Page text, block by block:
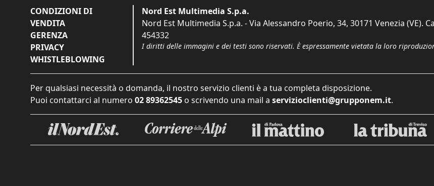
CONDIZIONI DI
VENDITA
GERENZA
PRIVACY
WHISTLEBLOWING
Nord Est Multimedia S.p.a.
Nord Est Multimedia S.p.a. - Via Alessandro Poerio, 34, 30171 Venezia (VE).
454332
I diritti delle immagini e dei testi sono riservati. È espressamente vietata la loro
Per qualsiasi necessità o domanda, il nostro servizio clienti è a tua completa disposizione.
Puoi contattarci al numero 02 89362545 o scrivendo una mail a servizioclienti@grupponem.it.